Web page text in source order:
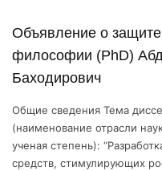
Объявление о
философии (PhD)
Баходирович
Общие сведения Тема
(наименование отрасли
ученая степень):
средств, стимулирующих